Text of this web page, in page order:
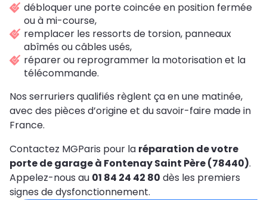
débloquer une porte coincée en position fermée
ou à mi-course,
remplacer les ressorts de torsion, panneaux
abîmés ou câbles usés,
réparer ou reprogrammer la motorisation et la
télécommande.
Nos serruriers qualifiés règlent ça en une matinée,
avec des pièces d’origine et du savoir-faire made in
France.
Contactez MGParis pour la réparation de votre
porte de garage à Fontenay Saint Père (78440).
Appelez-nous au 01 84 24 42 80 dès les premiers
signes de dysfonctionnement.